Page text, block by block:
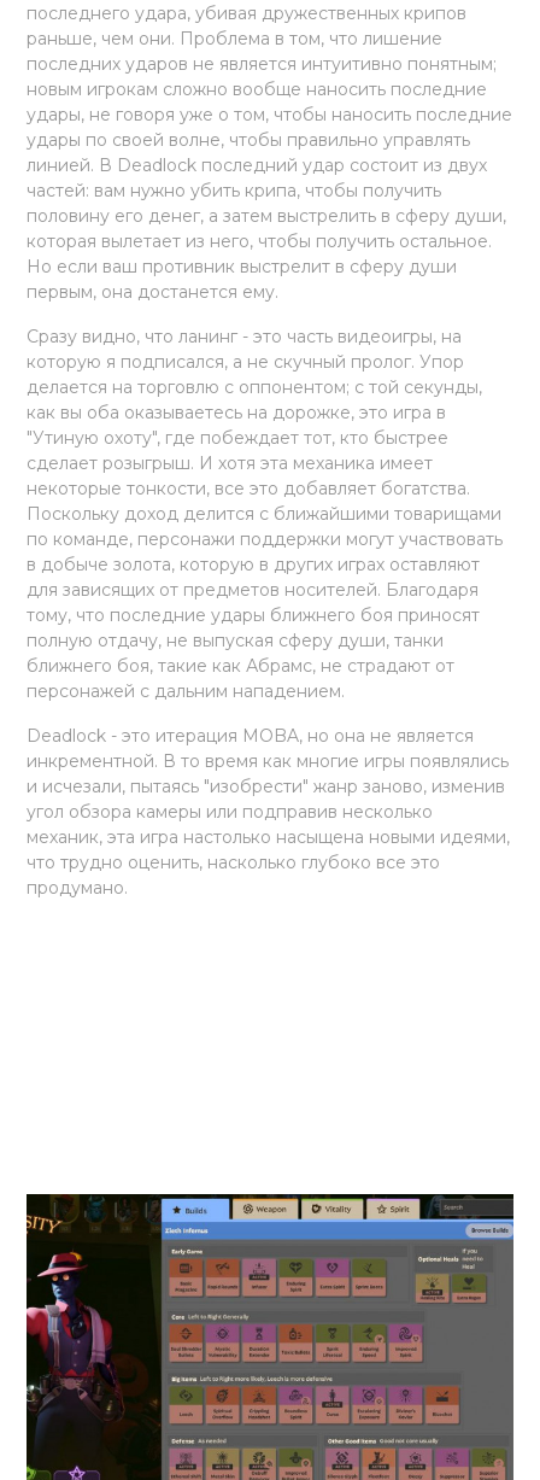
последнего удара, убивая дружественных крипов
раньше, чем они. Проблема в том, что лишение
последних ударов не является интуитивно понятным;
новым игрокам сложно вообще наносить последние
удары, не говоря уже о том, чтобы наносить последние
удары по своей волне, чтобы правильно управлять
линией. В Deadlock последний удар состоит из двух
частей: вам нужно убить крипа, чтобы получить
половину его денег, а затем выстрелить в сферу души,
которая вылетает из него, чтобы получить остальное.
Но если ваш противник выстрелит в сферу души
первым, она достанется ему.
Сразу видно, что ланинг - это часть видеоигры, на
которую я подписался, а не скучный пролог. Упор
делается на торговлю с оппонентом; с той секунды,
как вы оба оказываетесь на дорожке, это игра в
"Утиную охоту", где побеждает тот, кто быстрее
сделает розыгрыш. И хотя эта механика имеет
некоторые тонкости, все это добавляет богатства.
Поскольку доход делится с ближайшими товарищами
по команде, персонажи поддержки могут участвовать
в добыче золота, которую в других играх оставляют
для зависящих от предметов носителей. Благодаря
тому, что последние удары ближнего боя приносят
полную отдачу, не выпуская сферу души, танки
ближнего боя, такие как Абрамс, не страдают от
персонажей с дальним нападением.
Deadlock - это итерация MOBA, но она не является
инкрементной. В то время как многие игры появлялись
и исчезали, пытаясь "изобрести" жанр заново, изменив
угол обзора камеры или подправив несколько
механик, эта игра настолько насыщена новыми идеями,
что трудно оценить, насколько глубоко все это
продумано.